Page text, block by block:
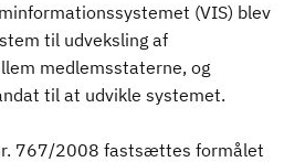
(VIS) blev
til udveksling af
medlemsstaterne, og
til at udvikle systemet.
767/2008 fastsættes formålet